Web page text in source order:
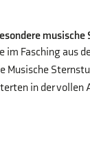
im Fasching aus
Musische
in der vollen